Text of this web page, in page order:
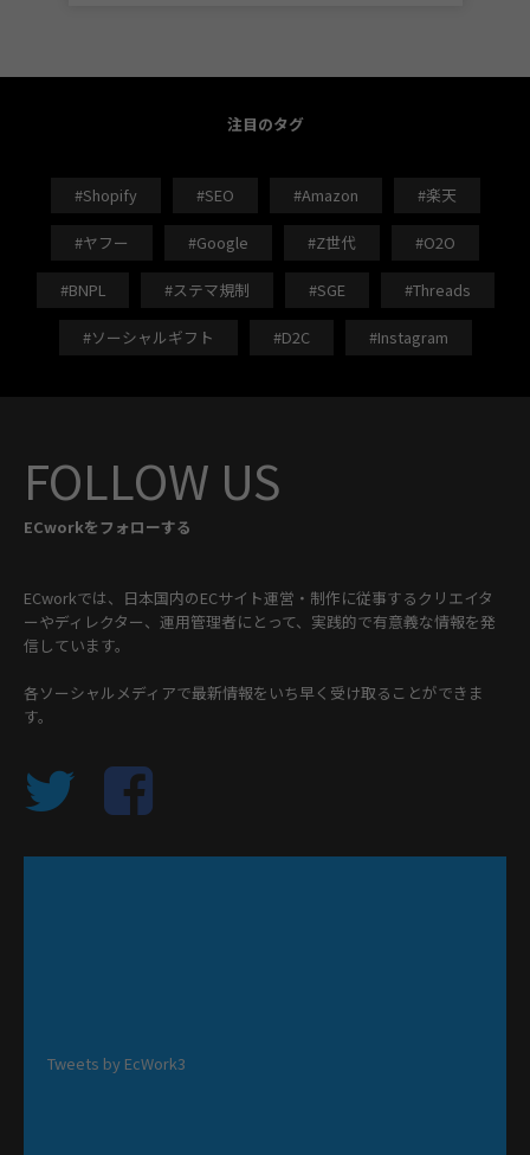
注目のタグ
#Shopify #SEO #Amazon #楽天
#ヤフー #Google #Z世代 #O2O
#BNPL #ステマ規制 #SGE #Threads
#ソーシャルギフト #D2C #Instagram
FOLLOW US
ECworkをフォローする
ECworkでは、日本国内のECサイト運営・制作に従事するクリエイタ
ーやディレクター、運用管理者にとって、実践的で有意義な情報を発
信しています。
各ソーシャルメディアで最新情報をいち早く受け取ることができま
す。
Tweets by EcWork3